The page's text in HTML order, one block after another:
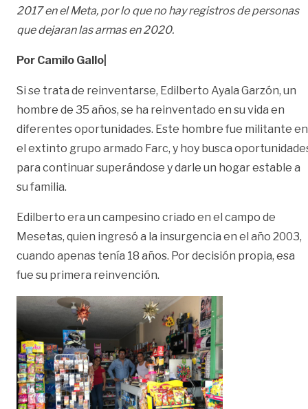
2017 en el Meta, por lo que no hay registros de personas
que dejaran las armas en 2020.
Por Camilo Gallo|
Si se trata de reinventarse, Edilberto Ayala Garzón, un
hombre de 35 años, se ha reinventado en su vida en
diferentes oportunidades. Este hombre fue militante en
el extinto grupo armado Farc, y hoy busca
para continuar superándose y darle un hogar estable a
su familia.
Edilberto era un campesino criado en el campo de
Mesetas, quien ingresó a la insurgencia en el año 2003,
cuando apenas tenía 18 años. Por decisión propia, esa
fue su primera reinvención.